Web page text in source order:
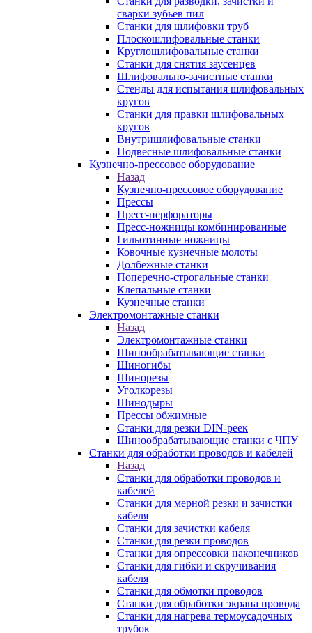
сварки зубьев пил
Станки для шлифовки труб
Плоскошлифовальные станки
Круглошлифовальные станки
Станки для снятия заусенцев
Шлифовально-зачистные станки
Стенды для испытания шлифовальных
кругов
Станки для правки шлифовальных
кругов
Внутришлифовальные станки
Подвесные шлифовальные станки
Кузнечно-прессовое оборудование
Назад
Кузнечно-прессовое оборудование
Прессы
Пресс-перфораторы
Пресс-ножницы комбинированные
Гильотинные ножницы
Ковочные кузнечные молоты
Долбежные станки
Поперечно-строгальные станки
Клепальные станки
Кузнечные станки
Электромонтажные станки
Назад
Электромонтажные станки
Шинообрабатывающие станки
Шиногибы
Шинорезы
Уголкорезы
Шинодыры
Прессы обжимные
Станки для резки DIN-реек
Шинообрабатывающие станки с ЧПУ
Станки для обработки проводов и кабелей
Назад
Станки для обработки проводов и
кабелей
Станки для мерной резки и зачистки
кабеля
Станки для зачистки кабеля
Станки для резки проводов
Станки для опрессовки наконечников
Станки для гибки и скручивания
кабеля
Станки для обмотки проводов
Станки для обработки экрана провода
Станки для нагрева термоусадочных
трубок